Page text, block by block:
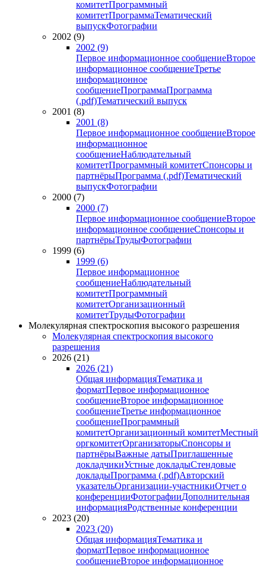
комитетПрограммный
комитетПрограммаТематический
выпускФотографии
2002 (9)
2002 (9)
Первое информационное сообщениеВторое
информационное сообщениеТретье
информационное
сообщениеПрограммаПрограмма
(.pdf)Тематический выпуск
2001 (8)
2001 (8)
Первое информационное сообщениеВторое
информационное
сообщениеНаблюдательный
комитетПрограммный комитетСпонсоры и
партнёрыПрограмма (.pdf)Тематический
выпускФотографии
2000 (7)
2000 (7)
Первое информационное сообщениеВторое
информационное сообщениеСпонсоры и
партнёрыТрудыФотографии
1999 (6)
1999 (6)
Первое информационное
сообщениеНаблюдательный
комитетПрограммный
комитетОрганизационный
комитетТрудыФотографии
Молекулярная спектроскопия высокого разрешения
Молекулярная спектроскопия высокого
разрешения
2026 (21)
2026 (21)
Общая информацияТематика и
форматПервое информационное
сообщениеВторое информационное
сообщениеТретье информационное
сообщениеПрограммный
комитетОрганизационный комитетМестный
оргкомитетОрганизаторыСпонсоры и
партнёрыВажные датыПриглашенные
докладчикиУстные докладыСтендовые
докладыПрограмма (.pdf)Авторский
указательОрганизации-участникиОтчет о
конференцииФотографииДополнительная
информацияРодственные конференции
2023 (20)
2023 (20)
Общая информацияТематика и
форматПервое информационное
сообщениеВторое информационное